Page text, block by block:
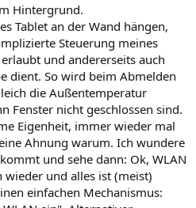
Hintergrund.
Tablet an der Wand hängen,
Steuerung meines
und andererseits auch
dient. So wird beim Abmelden
die Außentemperatur
Fenster nicht geschlossen sind.
Eigenheit, immer wieder mal
Ahnung warum. Ich wundere
und sehe dann: Ok, WLAN
wieder und alles ist (meist)
einfachen Mechanismus: